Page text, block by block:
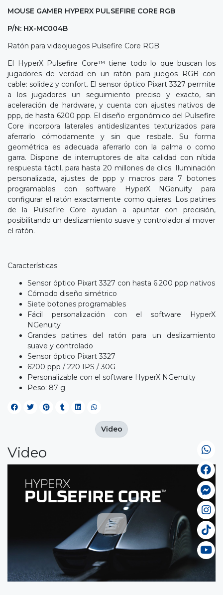
MOUSE GAMER HYPERX PULSEFIRE CORE RGB
P/N: HX-MC004B
Ratón para videojuegos Pulsefire Core RGB
El HyperX Pulsefire Core™ tiene todo lo que buscan los
jugadores de verdad en un ratón para juegos RGB con
cable: solidez y confort. El sensor óptico Pixart 3327 permite
a los jugadores un seguimiento preciso y exacto, sin
aceleración de hardware, y cuenta con ajustes nativos de
ppp, de hasta 6200 ppp. El diseño ergonómico del Pulsefire
Core incorpora laterales antideslizantes texturizados para
aferrarlo cómodamente y sin que resbale. Su forma
geométrica es adecuada aferrarlo con la palma o como
garra. Dispone de interruptores de alta calidad con nítida
respuesta táctil, para hasta 20 millones de clics. Iluminación
personalizada, ajustes de ppp y macros para 7 botones
programables con software HyperX NGenuity para
configurar el ratón exactamente como quieras. Los patines
de la Pulsefire Core ayudan a apuntar con precisión,
posibilitando un deslizamiento suave y controlador al mover
el ratón.
Características
Sensor óptico Pixart 3327 con hasta 6.200 ppp nativos
Cómodo diseño simétrico
Siete botones programables
Fácil personalización con el software HyperX
NGenuity
Grandes patines del ratón para un deslizamiento
suave y controlado
Sensor óptico Pixart 3327
6200 ppp / 220 IPS / 30G
Personalizable con el software HyperX NGenuity
Peso: 87 g
Video
Video